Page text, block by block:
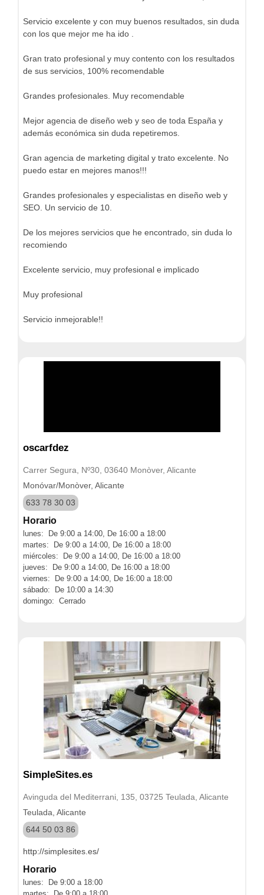
Servicio excelente y con muy buenos resultados, sin duda
con los que mejor me ha ido .
Gran trato profesional y muy contento con los resultados
de sus servicios, 100% recomendable
Grandes profesionales. Muy recomendable
Mejor agencia de diseño web y seo de toda España y
además económica sin duda repetiremos.
Gran agencia de marketing digital y trato excelente. No
puedo estar en mejores manos!!!
Grandes profesionales y especialistas en diseño web y
SEO. Un servicio de 10.
De los mejores servicios que he encontrado, sin duda lo
recomiendo
Excelente servicio, muy profesional e implicado
Muy profesional
Servicio inmejorable!!
oscarfdez
Carrer Segura, Nº30, 03640 Monòver, Alicante
Monóvar/Monòver, Alicante
633 78 30 03
Horario
lunes: De 9:00 a 14:00, De 16:00 a 18:00
martes: De 9:00 a 14:00, De 16:00 a 18:00
miércoles: De 9:00 a 14:00, De 16:00 a 18:00
jueves: De 9:00 a 14:00, De 16:00 a 18:00
viernes: De 9:00 a 14:00, De 16:00 a 18:00
sábado: De 10:00 a 14:30
domingo: Cerrado
SimpleSites.es
Avinguda del Mediterrani, 135, 03725 Teulada, Alicante
Teulada, Alicante
644 50 03 86
http://simplesites.es/
Horario
lunes: De 9:00 a 18:00
martes: De 9:00 a 18:00